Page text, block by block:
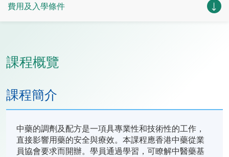
費用及入學條件
課程概覽
課程簡介
中藥的調劑及配方是一項具專業性和技術性的工作，
直接影響用藥的安全與療效。本課程應香港中藥從業
員協會要求而開辦。學員通過學習，可瞭解中醫藥基